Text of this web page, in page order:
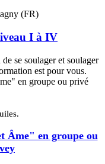
(FR)
I à IV
se soulager et soulager
est pour vous.
Âme" en groupe ou